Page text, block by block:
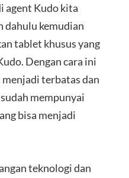
agent Kudo kita
dahulu kemudian
tablet khusus yang
Dengan cara ini
terbatas dan
mempunyai
bisa menjadi
teknologi dan